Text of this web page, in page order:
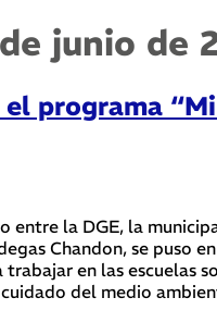
junio de
programa
entre la DGE, la
Chandon, se puso
trabajar en las escuelas
del medio